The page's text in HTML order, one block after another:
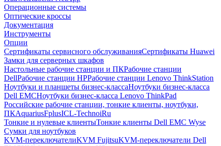
Операционные системы
Оптические кроссы
Документация
Инструменты
Опции
Сертификаты сервисного обслуживанияСертификаты Huawei
Замки для серверных шкафов
Настольные рабочие станции и ПКРабочие станции
DellРабочие станции HPРабочие станции Lenovo ThinkStation
Ноутбуки и планшеты бизнес-классаНоутбуки бизнес-класса
Dell EMCНоутбуки бизнес-класса Lenovo ThinkPad
Российские рабочие станции, тонкие клиенты, ноутбуки,
ПКAquariusFplusICL-TechnoiRu
Тонкие и нулевые клиентыТонкие клиенты Dell EMC Wyse
Сумки для ноутбуков
KVM-переключателиKVM FujitsuKVM-переключатели Dell